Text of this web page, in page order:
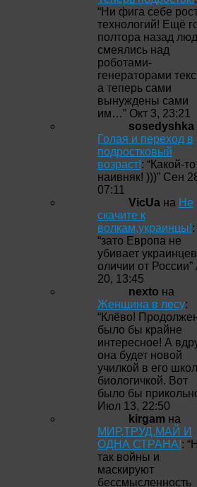
“Ни фига себе
технологий! Ещё
полтора назад
смеялись над
роботами-
генераторами
а теперь сами
вынуждены сами
им…” Окт 3, 23:21
sosedyshka
Голая и переход в
подростковый
возраст!: “Какой-то
наивняк! )))” Сен
07:11
VicUa на Не
скачите к
волкам,украинцы!:
“зато Европа не
убивает
оличии от России”
20, 13:45
nexto на
Женщина в лесу:
“Клёво!
было бы крайне
интересное! А
она будет новой
училкой в его
биологичкой. Вот
было бы
Июл 13, 22:50
kirgam на
МИР,ТРУД,МАЙ И
ОДНА СТРАНА!: “
так войны и
маскируют
бессмысленность